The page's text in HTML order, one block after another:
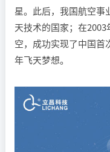
星。此后，我国航空事
天技术的国家；在
空，成功实现了中国首
年飞天梦想。